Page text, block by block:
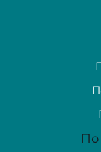
По